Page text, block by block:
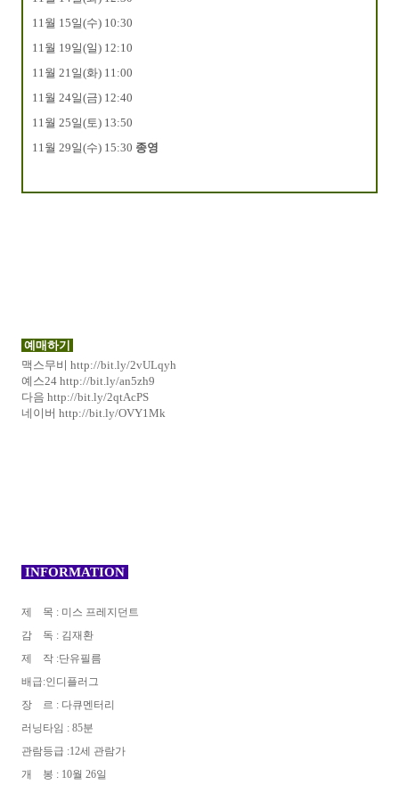
11월 15일(수) 10:30
11월 19일(일) 12:10
11월 21일(화) 11:00
11월 24일(금) 12:40
11월 25일(토) 13:50
11월 29일(수) 15:30 종영
예매하기
맥스무비 http://bit.ly/2vULqyh
예스24 http://bit.ly/an5zh9
다음 http://bit.ly/2qtAcPS
네이버 http://bit.ly/OVY1Mk
INFORMATION
제 목 : 미스 프레지던트
감 독 : 김재환
제 작 :단유필름
배급:인디플러그
장 르 : 다큐멘터리
러닝타임 : 85분
관람등급 :12세 관람가
개 봉 : 10월 26일